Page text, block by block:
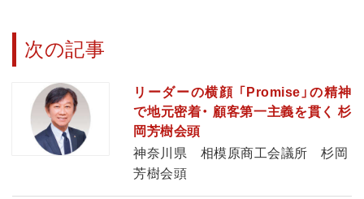
次の記事
リーダーの横顔 「Promise」の精神
で地元密着・ 顧客第一主義を貫く 杉
岡芳樹会頭
神奈川県 相模原商工会議所 杉岡
芳樹会頭